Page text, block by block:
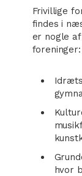
Frivillige
findes i
er nogle
foreninger:
hvor